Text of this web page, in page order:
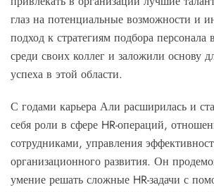
глаз на потенциальные возможности и
подход к стратегиям подбора персонала
среди своих коллег и заложили основу
успеха в этой области.
С годами карьера Али расширилась и
себя роли в сфере HR-операций,
сотрудниками, управления
организационного развития. Он
умение решать сложные HR-задачи с